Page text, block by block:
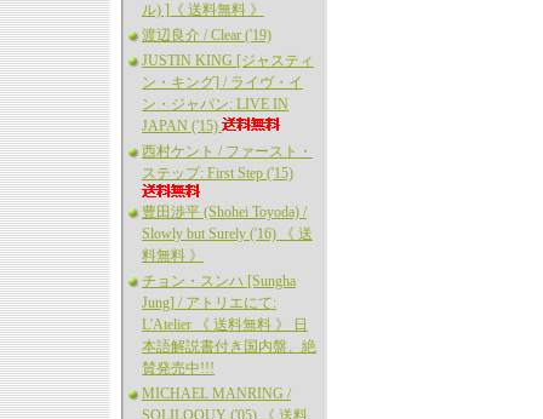
ル) ]《 送料無料 》
渡辺良介 / Clear ('19)
JUSTIN KING [ジャスティ
ン・キング] / ライヴ・イ
ン・ジャパン: LIVE IN
JAPAN ('15)
西村ケント / ファースト・
ステップ: First Step ('15)
豊田渉平 (Shohei Toyoda) /
Slowly but Surely ('16) 《 送
料無料 》
チョン・スンハ [Sungha
Jung] / アトリエにて:
L'Atelier 《 送料無料 》 日
本語解説書付き国内盤、絶
賛発売中!!!
MICHAEL MANRING /